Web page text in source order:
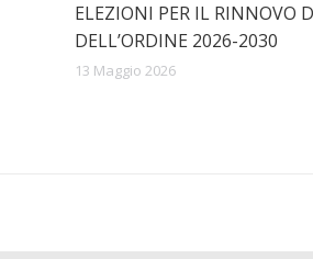
ELEZIONI PER IL RINNOVO
DELL’ORDINE 2026-2030
13 Maggio 2026